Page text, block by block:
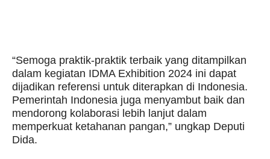
“Semoga praktik-praktik terbaik yang ditampilkan
dalam kegiatan IDMA Exhibition 2024 ini dapat
dijadikan referensi untuk diterapkan di Indonesia.
Pemerintah Indonesia juga menyambut baik dan
mendorong kolaborasi lebih lanjut dalam
memperkuat ketahanan pangan,” ungkap Deputi
Dida.